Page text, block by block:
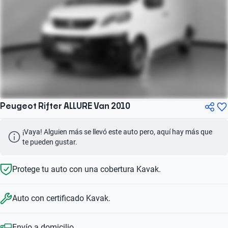
Peugeot Rifter ALLURE Van 2010
¡Vaya! Alguien más se llevó este auto pero, aquí hay más que
te pueden gustar.
Protege tu auto con una cobertura Kavak.
Auto con certificado Kavak.